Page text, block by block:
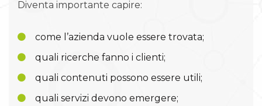
Diventa importante capire:
come l’azienda vuole essere trovata;
quali ricerche fanno i clienti;
quali contenuti possono essere utili;
quali servizi devono emergere;